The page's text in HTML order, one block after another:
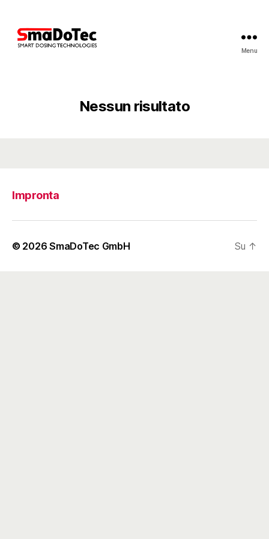
Menu
Nessun risultato
Impronta
© 2026SmaDoTec GmbH Su ↑